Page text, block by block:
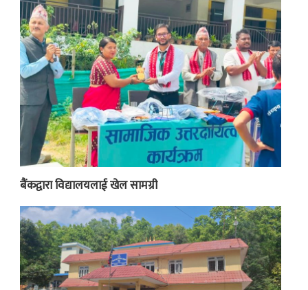
बैंकद्वारा विद्यालयलाई खेल सामग्री